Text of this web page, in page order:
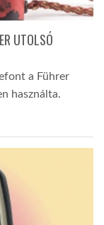
UTOLSÓ
a Führer
használta.